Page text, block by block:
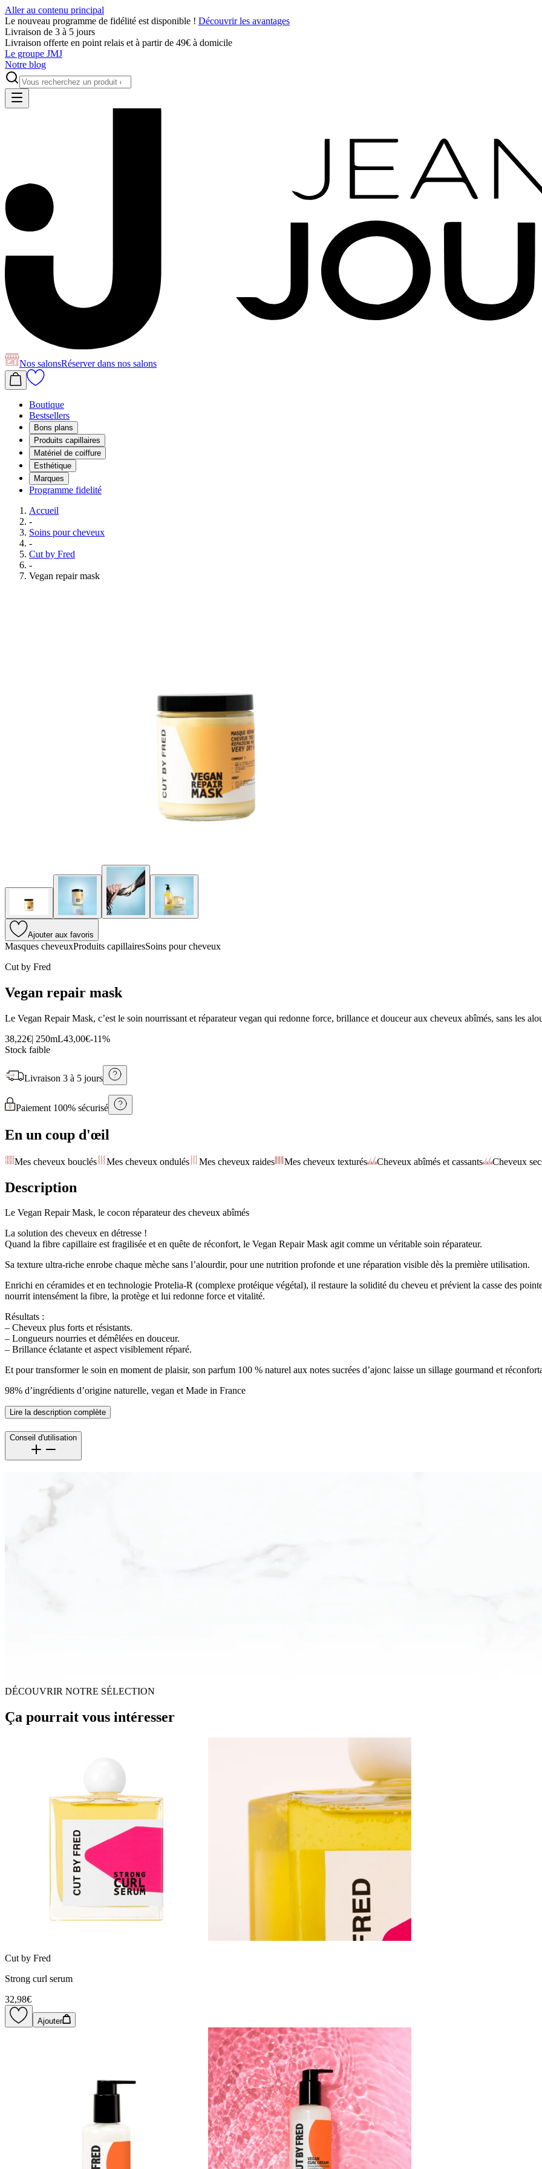
Aller au contenu principal
Le nouveau programme de fidélité est disponible ! Découvrir les avantages
Livraison de 3 à 5 jours
Livraison offerte en point relais et à partir de 49€ à domicile
Le groupe JMJ
Notre blog
Nos salonsRéserverdans nos salons
Boutique
Bestsellers
Bons plans
Produits capillaires
Matériel de coiffure
Esthétique
Marques
Programme fidelité
Accueil
-
Soins pour cheveux
-
Cut by Fred
-
Vegan repair mask
Ajouter aux favoris
Masques cheveuxProduits capillairesSoins pour cheveux
Cut by Fred
Vegan repair mask
Le Vegan Repair Mask, c’est le soin nourrissant et réparateur vegan qui redonne force, brillance et douceur aux cheveux abîmés, sans les
38,22€| 250mL43,00€-11%
Stock faible
Livraison 3 à 5 jours
Paiement 100% sécurisé
En un coup d'œil
Mes cheveux bouclés Mes cheveux ondulés Mes cheveux raides Mes cheveux texturés Cheveux abîmés et cassants Cheveux
Description
Le Vegan Repair Mask, le cocon réparateur des cheveux abîmés
La solution des cheveux en détresse !
Quand la fibre capillaire est fragilisée et en quête de réconfort, le Vegan Repair Mask agit comme un véritable soin réparateur.
Sa texture ultra-riche enrobe chaque mèche sans l’alourdir, pour une nutrition profonde et une réparation visible dès la première utilisation.
Enrichi en céramides et en technologie Protelia-R (complexe protéique végétal), il restaure la solidité du cheveu et prévient la casse des
nourrit intensément la fibre, la protège et lui redonne force et vitalité.
Résultats :
– Cheveux plus forts et résistants.
– Longueurs nourries et démêlées en douceur.
– Brillance éclatante et aspect visiblement réparé.
Et pour transformer le soin en moment de plaisir, son parfum 100 % naturel aux notes sucrées d’ajonc laisse un sillage gourmand et
98% d’ingrédients d’origine naturelle, vegan et Made in France
Lire la description complète
Conseil d'utilisation
DÉCOUVRIR NOTRE SÉLECTION
Ça pourrait vous intéresser
Cut by Fred
Strong curl serum
32,98€
Ajouter